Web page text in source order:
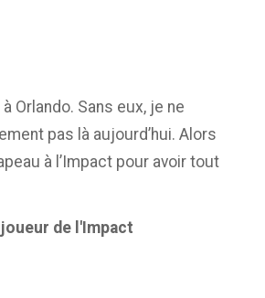
Orlando. Sans eux, je ne
pas là aujourd’hui. Alors
à l’Impact pour avoir tout
de l'Impact